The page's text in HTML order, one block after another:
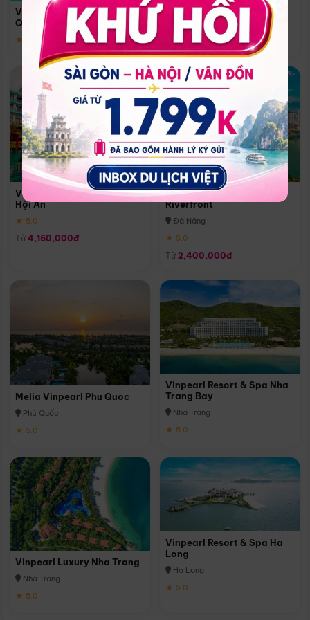
Vinpearl Resort & Spa Phu
Quoc
★ 5.0
Quoc
Phú Quốc
★ 5.0
Vinpearl Resort & Golf Nam
Hội An
★ 5.0
Từ 4,150,000đ
Melia Vinpearl Danang
Riverfront
Đà Nẵng
★ 5.0
Từ 2,400,000đ
Melia Vinpearl Phu Quoc
Phú Quốc
★ 5.0
Vinpearl Resort & Spa Nha
Trang Bay
Nha Trang
★ 5.0
Vinpearl Luxury Nha Trang
Nha Trang
★ 5.0
Vinpearl Resort & Spa Ha
Long
Hạ Long
★ 5.0